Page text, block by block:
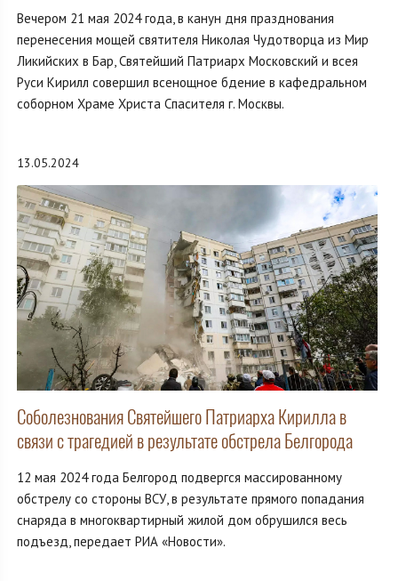
Вечером 21 мая 2024 года, в канун дня празднования
перенесения мощей святителя Николая Чудотворца из Мир
Ликийских в Бар, Святейший Патриарх Московский и всея
Руси Кирилл совершил всенощное бдение в кафедральном
соборном Храме Христа Спасителя г. Москвы.
13.05.2024
Соболезнования Святейшего Патриарха Кирилла в
связи с трагедией в результате обстрела Белгорода
12 мая 2024 года Белгород подвергся массированному
обстрелу со стороны ВСУ, в результате прямого попадания
снаряда в многоквартирный жилой дом обрушился весь
подъезд, передает РИА «Новости».